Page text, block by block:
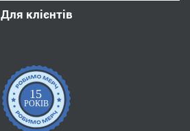
Для клієнтів
15
РОКІВ